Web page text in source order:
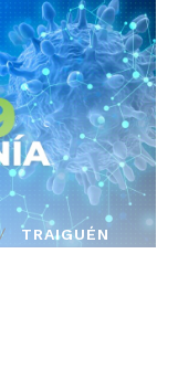
TRAIGUÉN